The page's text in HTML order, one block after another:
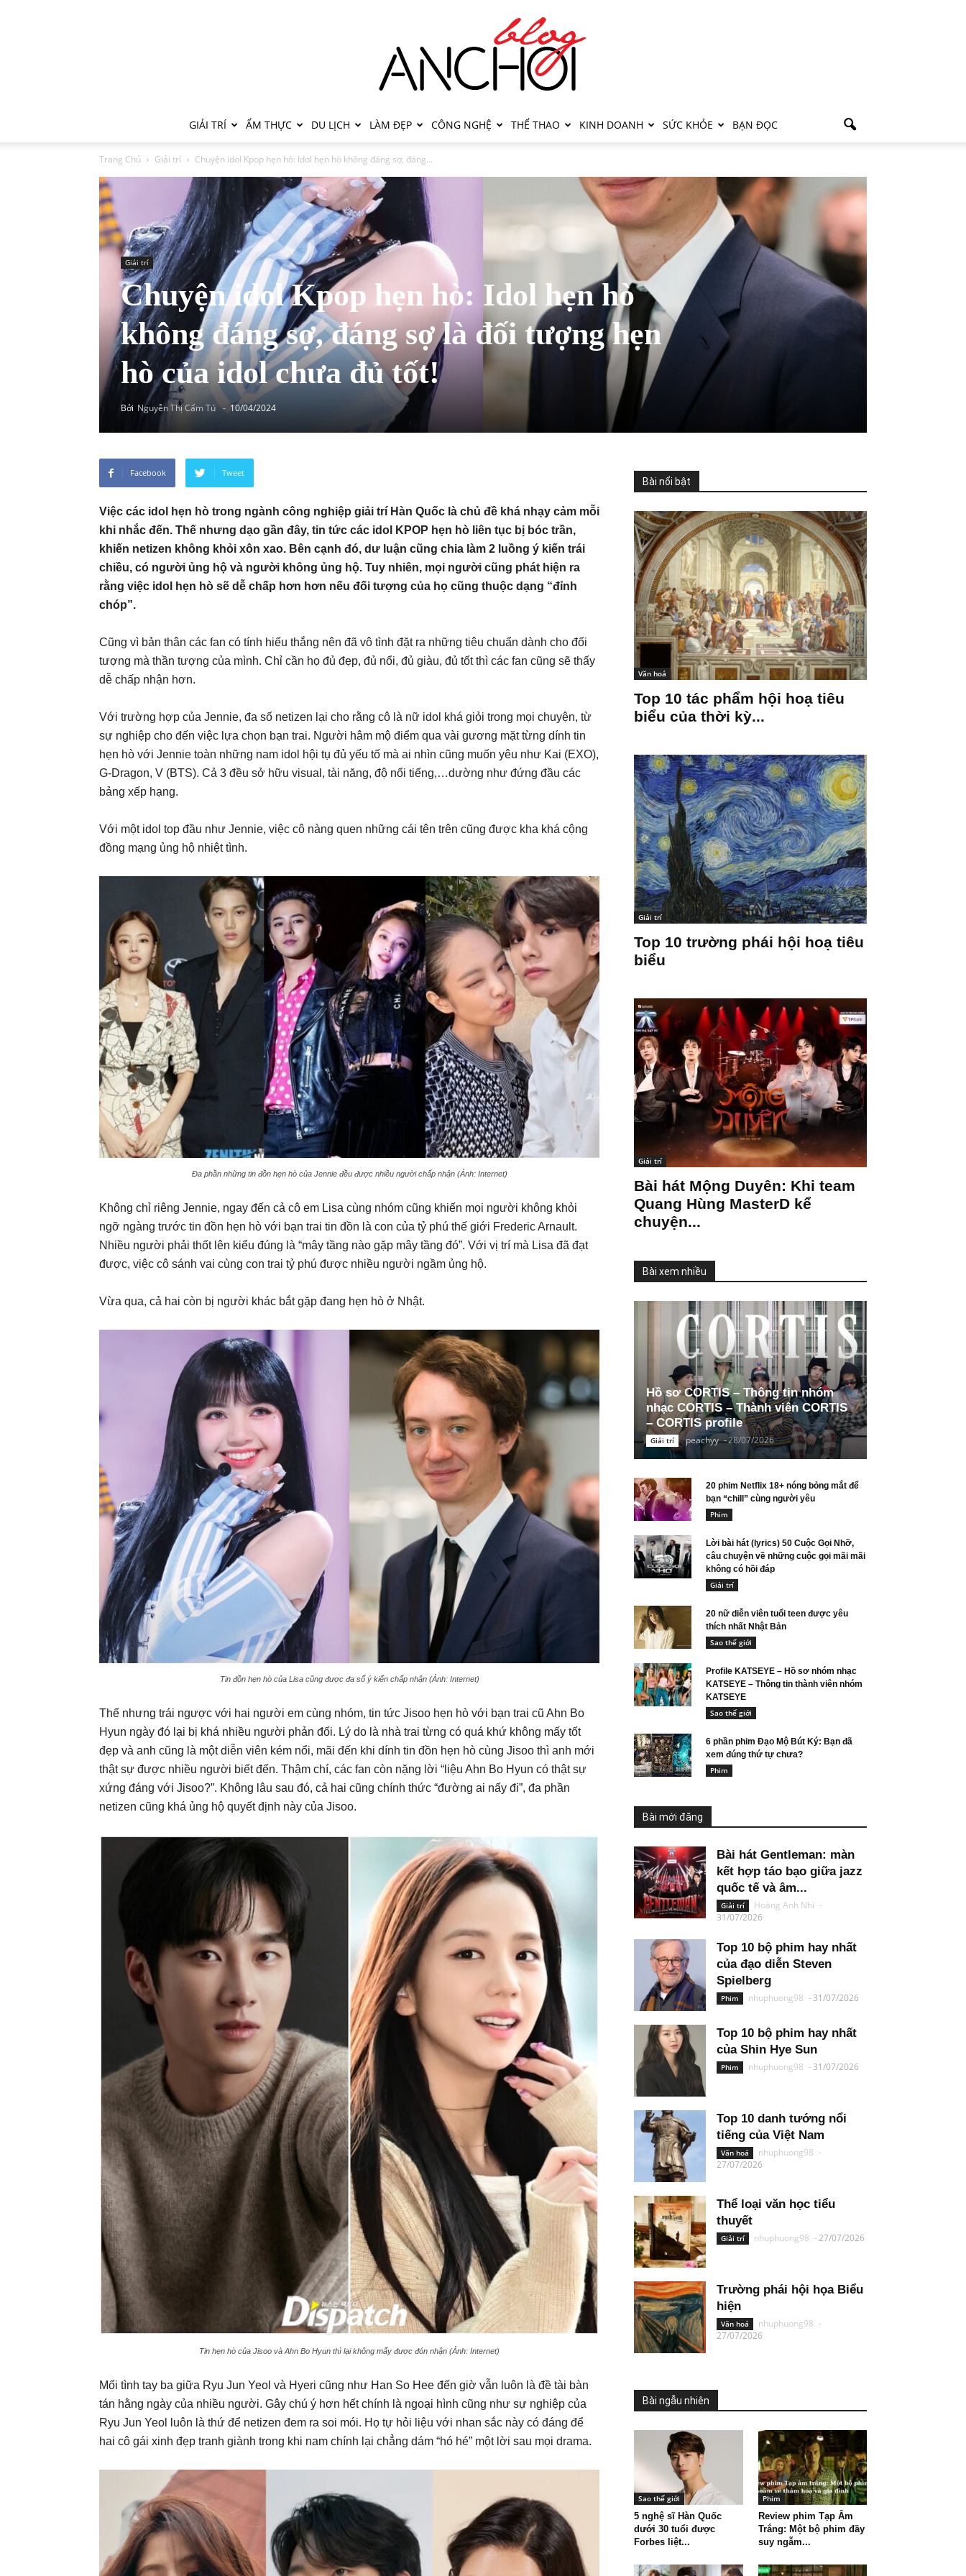
GIẢI TRÍ ẨM THỰC DU LỊCH LÀM ĐẸP CÔNG NGHỆ THỂ THAO KINH DOANH SỨC KHỎE BẠN ĐỌC
Trang Chủ Giải trí Chuyện idol Kpop hẹn hò: Idol hẹn hò không đáng sợ, đáng...
Giải trí
Chuyện idol Kpop hẹn hò: Idol hẹn hò
không đáng sợ, đáng sợ là đối tượng hẹn
hò của idol chưa đủ tốt!
Bởi Nguyễn Thị Cẩm Tú - 10/04/2024
Facebook Tweet
Việc các idol hẹn hò trong ngành công nghiệp giải trí Hàn Quốc là chủ đề khá nhạy cảm mỗi
khi nhắc đến. Thế nhưng dạo gần đây, tin tức các idol KPOP hẹn hò liên tục bị bóc trần,
khiến netizen không khỏi xôn xao. Bên cạnh đó, dư luận cũng chia làm 2 luồng ý kiến trái
chiều, có người ủng hộ và người không ủng hộ. Tuy nhiên, mọi người cũng phát hiện ra
rằng việc idol hẹn hò sẽ dễ chấp hơn hơn nếu đối tượng của họ cũng thuộc dạng “đỉnh
chóp”.
Cũng vì bản thân các fan có tính hiếu thắng nên đã vô tình đặt ra những tiêu chuẩn dành cho đối
tượng mà thần tượng của mình. Chỉ cần họ đủ đẹp, đủ nổi, đủ giàu, đủ tốt thì các fan cũng sẽ thấy
dễ chấp nhận hơn.
Với trường hợp của Jennie, đa số netizen lại cho rằng cô là nữ idol khá giỏi trong mọi chuyện, từ
sự nghiệp cho đến việc lựa chọn bạn trai. Người hâm mộ điểm qua vài gương mặt từng dính tin
hẹn hò với Jennie toàn những nam idol hội tụ đủ yếu tố mà ai nhìn cũng muốn yêu như Kai (EXO),
G-Dragon, V (BTS). Cả 3 đều sở hữu visual, tài năng, độ nổi tiếng,…dường như đứng đầu các
bảng xếp hạng.
Với một idol top đầu như Jennie, việc cô nàng quen những cái tên trên cũng được kha khá cộng
đồng mạng ủng hộ nhiệt tình.
Đa phần những tin đồn hẹn hò của Jennie đều được nhiều người chấp nhận (Ảnh: Internet)
Không chỉ riêng Jennie, ngay đến cả cô em Lisa cùng nhóm cũng khiến mọi người không khỏi
ngỡ ngàng trước tin đồn hẹn hò với bạn trai tin đồn là con của tỷ phú thế giới Frederic Arnault.
Nhiều người phải thốt lên kiểu đúng là “mây tầng nào gặp mây tầng đó”. Với vị trí mà Lisa đã đạt
được, việc cô sánh vai cùng con trai tỷ phú được nhiều người ngầm ủng hộ.
Vừa qua, cả hai còn bị người khác bắt gặp đang hẹn hò ở Nhật.
Tin đồn hẹn hò của Lisa cũng được đa số ý kiến chấp nhận (Ảnh: Internet)
Thế nhưng trái ngược với hai người em cùng nhóm, tin tức Jisoo hẹn hò với bạn trai cũ Ahn Bo
Hyun ngày đó lại bị khá nhiều người phản đối. Lý do là nhà trai từng có quá khứ không mấy tốt
đẹp và anh cũng là một diễn viên kém nổi, mãi đến khi dính tin đồn hẹn hò cùng Jisoo thì anh mới
thật sự được nhiều người biết đến. Thậm chí, các fan còn nặng lời “liệu Ahn Bo Hyun có thật sự
xứng đáng với Jisoo?”. Không lâu sau đó, cả hai cũng chính thức “đường ai nấy đi”, đa phần
netizen cũng khá ủng hộ quyết định này của Jisoo.
Tin hẹn hò của Jisoo và Ahn Bo Hyun thì lại không mấy được đón nhận (Ảnh: Internet)
Mối tình tay ba giữa Ryu Jun Yeol và Hyeri cũng như Han So Hee đến giờ vẫn luôn là đề tài bàn
tán hằng ngày của nhiều người. Gây chú ý hơn hết chính là ngoại hình cũng như sự nghiệp của
Ryu Jun Yeol luôn là thứ để netizen đem ra soi mói. Họ tự hỏi liệu với nhan sắc này có đáng để
hai cô gái xinh đẹp tranh giành trong khi nam chính lại chẳng dám “hó hé” một lời sau mọi drama.
Bài nổi bật
Văn hoá
Top 10 tác phẩm hội hoạ tiêu
biểu của thời kỳ...
Giải trí
Top 10 trường phái hội hoạ tiêu
biểu
Giải trí
Bài hát Mộng Duyên: Khi team
Quang Hùng MasterD kể
chuyện...
Bài xem nhiều
Hồ sơ CORTIS – Thông tin nhóm
nhạc CORTIS – Thành viên CORTIS
– CORTIS profile
Giải trí peachyy -28/07/2026
20 phim Netflix 18+ nóng bỏng mắt để
bạn “chill” cùng người yêu
Phim
Lời bài hát (lyrics) 50 Cuộc Gọi Nhỡ,
câu chuyện về những cuộc gọi mãi mãi
không có hồi đáp
Giải trí
20 nữ diễn viên tuổi teen được yêu
thích nhất Nhật Bản
Sao thế giới
Profile KATSEYE – Hồ sơ nhóm nhạc
KATSEYE – Thông tin thành viên nhóm
KATSEYE
Sao thế giới
6 phần phim Đạo Mộ Bút Ký: Bạn đã
xem đúng thứ tự chưa?
Phim
Bài mới đăng
Bài hát Gentleman: màn
kết hợp táo bạo giữa jazz
quốc tế và âm...
Giải trí Hoàng Anh Nhi -
31/07/2026
Top 10 bộ phim hay nhất
của đạo diễn Steven
Spielberg
Phim nhuphuong98 - 31/07/2026
Top 10 bộ phim hay nhất
của Shin Hye Sun
Phim nhuphuong98 - 31/07/2026
Top 10 danh tướng nổi
tiếng của Việt Nam
Văn hoá nhuphuong98 -
27/07/2026
Thể loại văn học tiểu
thuyết
Giải trí nhuphuong98 -27/07/2026
Trường phái hội họa Biểu
hiện
Văn hoá nhuphuong98 -
27/07/2026
Bài ngẫu nhiên
Sao thế giới
5 nghệ sĩ Hàn Quốc
dưới 30 tuổi được
Forbes liệt...
Phim
Review phim Tạp Âm
Trắng: Một bộ phim đầy
suy ngẫm...